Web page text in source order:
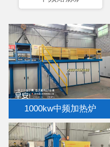
1000kw中频加热炉